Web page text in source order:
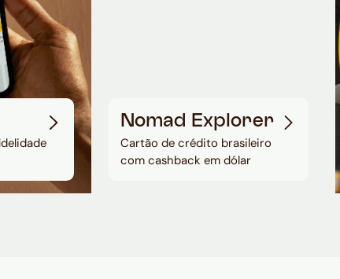
Nomad Explorer
Cartão de crédito brasileiro
com cashback em dólar